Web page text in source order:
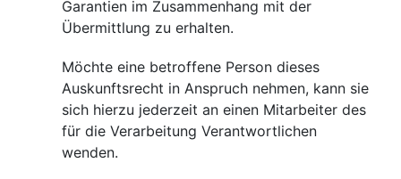
Garantien im Zusammenhang mit der
Übermittlung zu erhalten.
Möchte eine betroffene Person dieses
Auskunftsrecht in Anspruch nehmen, kann sie
sich hierzu jederzeit an einen Mitarbeiter des
für die Verarbeitung Verantwortlichen
wenden.